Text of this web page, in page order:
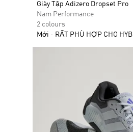
Giày Tập Adizero Dropset Pro
Nam Performance
2 colours
Mới
RẤT PHÙ HỢP CHO